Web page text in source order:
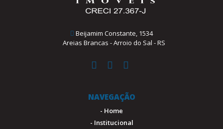
Beijamim Constante, 1534
Areias Brancas - Arroio do Sal - RS
NAVEGAÇÃO
- Home
- Institucional